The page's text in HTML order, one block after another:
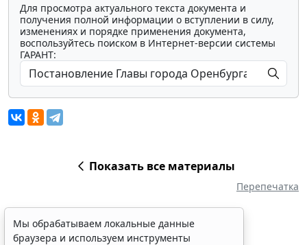
Для просмотра актуального текста документа и
получения полной информации о вступлении в силу,
изменениях и порядке применения документа,
воспользуйтесь поиском в Интернет-версии системы
ГАРАНТ:
Показать все материалы
Перепечатка
Мы обрабатываем локальные данные
браузера и используем инструменты